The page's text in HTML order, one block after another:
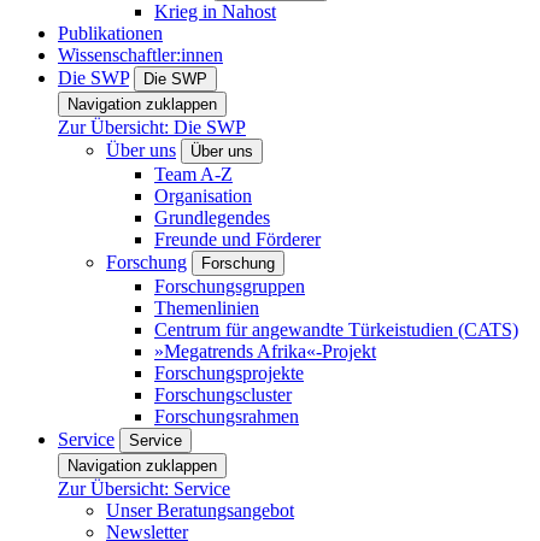
Krieg in Nahost
Publikationen
Wissenschaftler:innen
Die SWP
Die SWP
Navigation zuklappen
Zur Übersicht: Die SWP
Über uns
Über uns
Team A-Z
Organisation
Grundlegendes
Freunde und Förderer
Forschung
Forschung
Forschungsgruppen
Themenlinien
Centrum für angewandte Türkeistudien (CATS)
»Megatrends Afrika«-Projekt
Forschungsprojekte
Forschungscluster
Forschungsrahmen
Service
Service
Navigation zuklappen
Zur Übersicht: Service
Unser Beratungsangebot
Newsletter